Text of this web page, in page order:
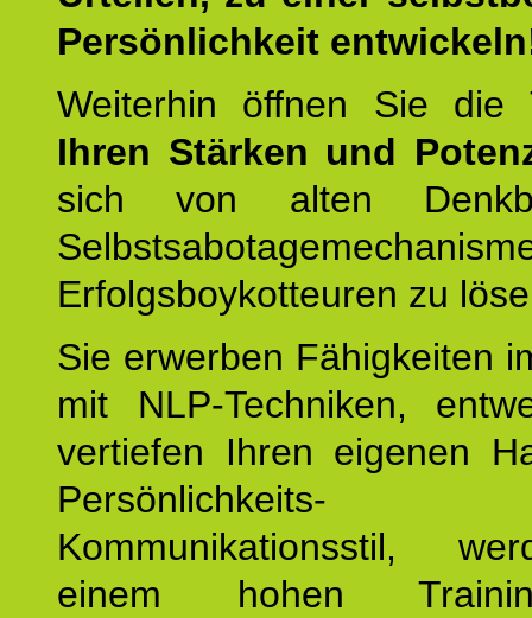
Persönlichkeit
Weiterhin öffnen Sie
Ihren Stärken und
sich von alten
Erfolgsboykotteuren zu
Sie erwerben Fähigkeiten
mit NLP-Techniken,
vertiefen Ihren eigenen
Kommunikationsstil,
einem hohen